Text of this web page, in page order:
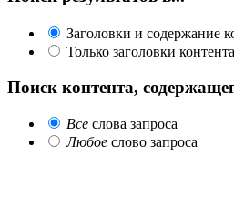
Заголовки и содержание
Только заголовки контента
Поиск контента,
Все слова запроса
Любое слово запроса